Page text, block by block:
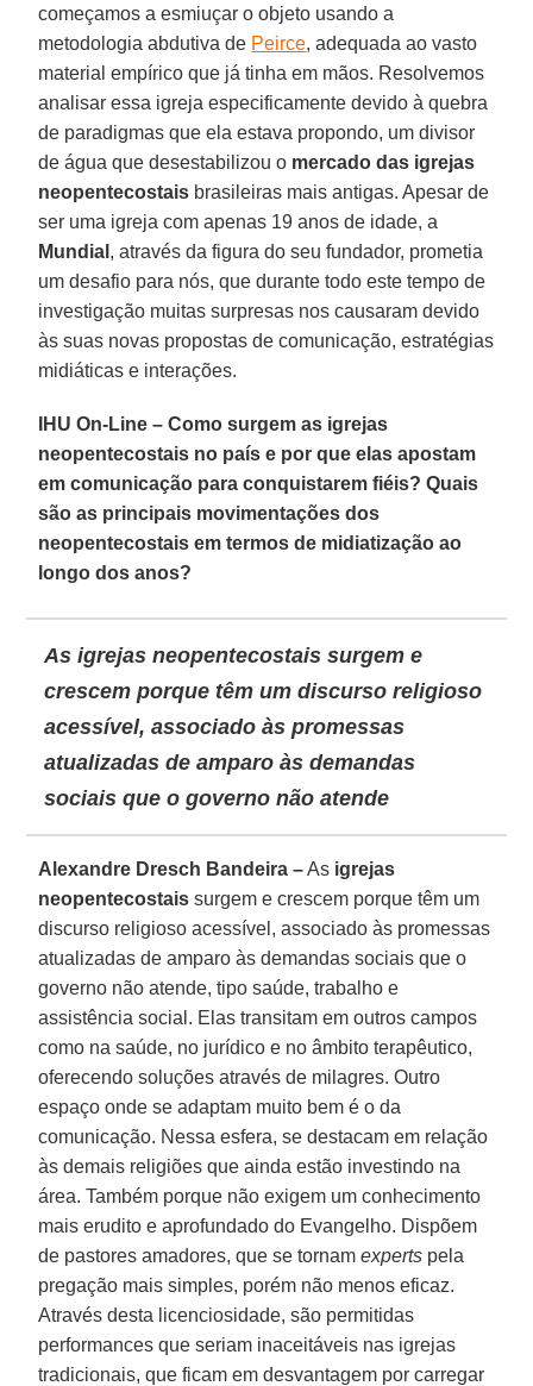
começamos a esmiuçar o objeto usando a
metodologia abdutiva de Peirce, adequada ao vasto
material empírico que já tinha em mãos. Resolvemos
analisar essa igreja especificamente devido à quebra
de paradigmas que ela estava propondo, um divisor
de água que desestabilizou o mercado das igrejas
neopentecostais brasileiras mais antigas. Apesar de
ser uma igreja com apenas 19 anos de idade, a
Mundial , através da figura do seu fundador, prometia
um desafio para nós, que durante todo este tempo de
investigação muitas surpresas nos causaram devido
às suas novas propostas de comunicação, estratégias
midiáticas e interações.
IHU On-Line – Como surgem as igrejas
neopentecostais no país e por que elas apostam
em comunicação para conquistarem fiéis? Quais
são as principais movimentações dos
neopentecostais em termos de midiatização ao
longo dos anos?
As igrejas neopentecostais surgem e
crescem porque têm um discurso religioso
acessível, associado às promessas
atualizadas de amparo às demandas
sociais que o governo não atende
Alexandre Dresch Bandeira –As igrejas
neopentecostais surgem e crescem porque têm um
discurso religioso acessível, associado às promessas
atualizadas de amparo às demandas sociais que o
governo não atende, tipo saúde, trabalho e
assistência social. Elas transitam em outros campos
como na saúde, no jurídico e no âmbito terapêutico,
oferecendo soluções através de milagres. Outro
espaço onde se adaptam muito bem é o da
comunicação. Nessa esfera, se destacam em relação
às demais religiões que ainda estão investindo na
área. Também porque não exigem um conhecimento
mais erudito e aprofundado do Evangelho. Dispõem
de pastores amadores, que se tornamexperts pela
pregação mais simples, porém não menos eficaz.
Através desta licenciosidade, são permitidas
performances que seriam inaceitáveis nas igrejas
tradicionais, que ficam em desvantagem por carregar